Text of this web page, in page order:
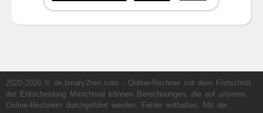
2020-2026 © de.binary2hex.com - Online-Rechner mit dem Fortschritt
der Entscheidung Manchmal können Berechnungen, die auf unseren
Online-Rechnern durchgeführt werden, Fehler enthalten. Mit der